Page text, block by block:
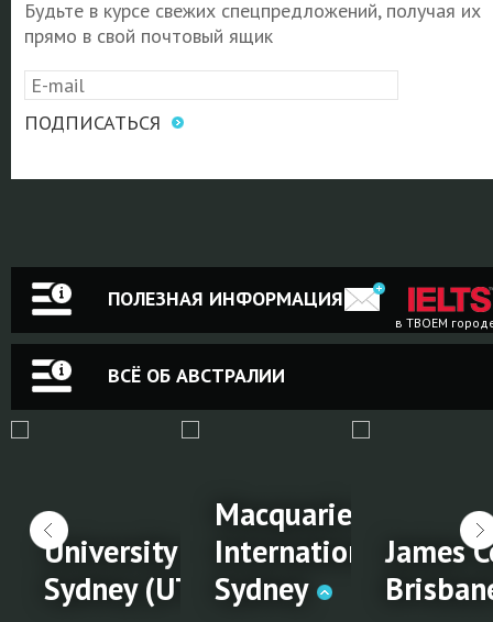
Будьте в курсе свежих спецпредложений, получая их
прямо в свой почтовый ящик
ПОДПИСАТЬСЯ
ПОЛЕЗНАЯ ИНФОРМАЦИЯ
в ТВОЕМ
ВСЁ ОБ АВСТРАЛИИ
Gold
University of Technology
Sydney (UTS)
Macquarie University
International
Sydney
James